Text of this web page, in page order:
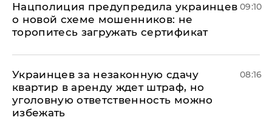
Нацполиция предупредила украинцев
о новой схеме мошенников: не
торопитесь загружать сертификат
09:10
Украинцев за незаконную сдачу
квартир в аренду ждет штраф, но
уголовную ответственность можно
избежать
08:16